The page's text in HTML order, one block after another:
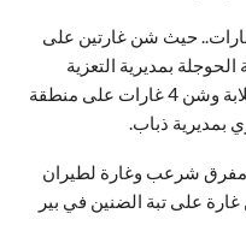
حيث شن غارتين على
بمديرية التعزية
وغارتين على الأمن المركزي بمنطقة كلابة وشن 4 غارات على منطقة
بمديرية ذباب.
14 أكتوبر في مفرق شرعب وغارة لطيران
على تبة الضنين في بير